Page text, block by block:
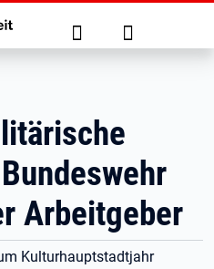
Suche Anmelden
Arbeitgeber
Kulturhauptstadtjahr